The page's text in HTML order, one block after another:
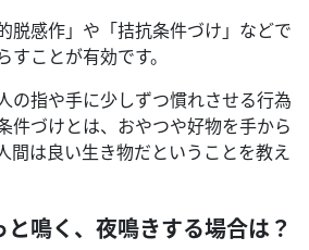
脱感作」や「拮抗条件づけ」などで
ことが有効です。
の指や手に少しずつ慣れさせる行為
件づけとは、おやつや好物を手から
間は良い生き物だということを教え
鳴く、夜鳴きする場合は？